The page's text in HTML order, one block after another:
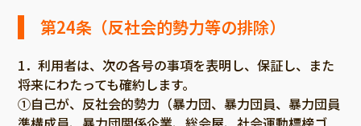
第24条（反社会的勢力等の排除）
1．利用者は、次の各号の事項を表明し、保証し、また
将来にわたっても確約します。
①自己が、反社会的勢力（暴力団、暴力団員、暴力団員